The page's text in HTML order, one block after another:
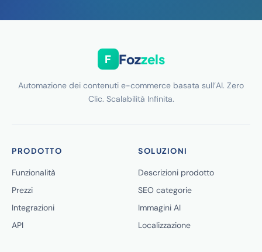
F Fozzels
Automazione dei contenuti e-commerce basata sull’AI. Zero
Clic. Scalabilità Infinita.
PRODOTTO
Funzionalità
Prezzi
Integrazioni
API
SOLUZIONI
Descrizioni prodotto
SEO categorie
Immagini AI
Localizzazione